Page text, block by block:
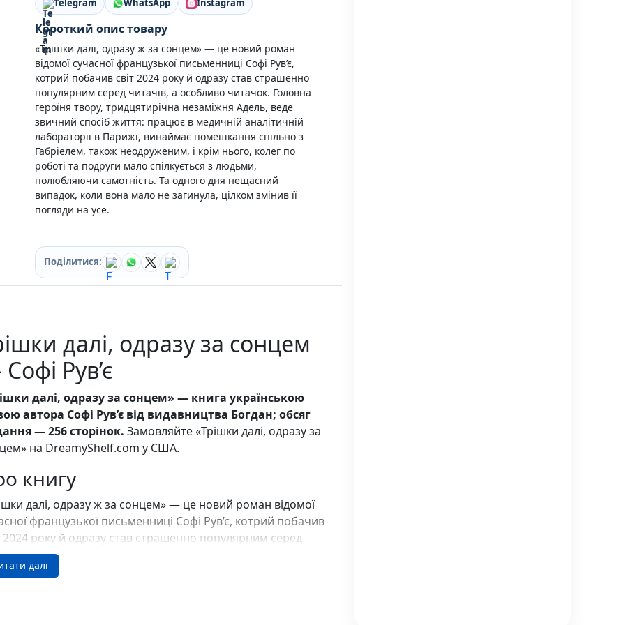
Кулінарія
Ігри для дорослих
Зарубіжні письменники
Різдвяні / Зимові
Книги для дітей
Картонні книги для найменших
Віммельбухи
Казки Вірші Оповідання
Книги з наліпками
Вчимося читати
Прописи для дітей
Багаторазові прописи / Книги на липучках
Книги для першого читання
Самостійне читання (6+)
Енциклопедії
Навчальні книги
Розвивальні та пізнавальні книги
Різдвяні / Зимові
Книги для молоді
Пазли
Каталог авторів
Жанри
Тематичні підбірки
Love story mood: підбірка книжок для неї
Подарунок для нього
Біографії що надихають
Прокачай себе
Розпродаж пошкоджених книг
Вживані книги
Telegram
WhatsApp Instagram
Короткий опис товару
«Трішки далі, одразу ж за сонцем» — це новий роман
відомої сучасної французької письменниці Софі Рув’є,
котрий побачив світ 2024 року й одразу став страшенно
популярним серед читачів, а особливо читачок. Головна
героїня твору, тридцятирічна незаміжня Адель, веде
звичний спосіб життя: працює в медичній аналітичній
лабораторії в Парижі, винаймає помешкання спільно з
Габріелем, також неодруженим, і крім нього, колег по
роботі та подруги мало спілкується з людьми,
полюбляючи самотність. Та одного дня нещасний
випадок, коли вона мало не загинула, цілком змінив її
погляди на усе.
Поділитися:
далі, одразу за сонцем
Рув’є
далі, одразу за сонцем» — книга українською
автора Софі Рув’є від видавництва Богдан; обсяг
— 256 сторінок. Замовляйте «Трішки далі, одразу за
на DreamyShelf.com у США.
книгу
далі, одразу ж за сонцем» — це новий роман відомої
французької письменниці Софі Рув’є, котрий побачив
2024 року й одразу став страшенно популярним серед
а особливо читачок. Головна героїня твору,
незаміжня Адель, веде звичний спосіб життя:
далі